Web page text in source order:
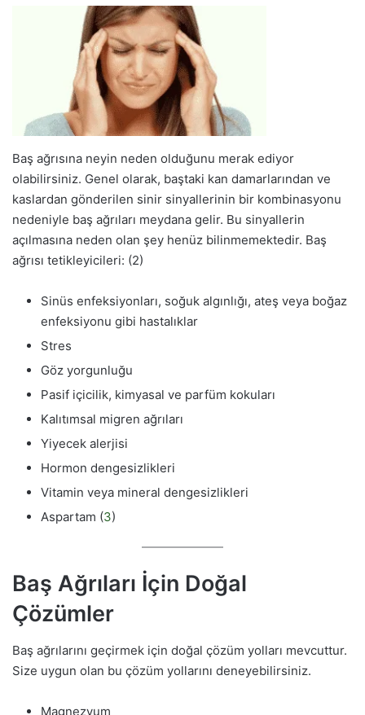
Baş ağrısına neyin neden olduğunu merak ediyor
olabilirsiniz. Genel olarak, baştaki kan damarlarından ve
kaslardan gönderilen sinir sinyallerinin bir kombinasyonu
nedeniyle baş ağrıları meydana gelir. Bu sinyallerin
açılmasına neden olan şey henüz bilinmemektedir. Baş
ağrısı tetikleyicileri: (2)
Sinüs enfeksiyonları, soğuk algınlığı, ateş veya boğaz
enfeksiyonu gibi hastalıklar
Stres
Göz yorgunluğu
Pasif içicilik, kimyasal ve parfüm kokuları
Kalıtımsal migren ağrıları
Yiyecek alerjisi
Hormon dengesizlikleri
Vitamin veya mineral dengesizlikleri
Aspartam (3)
Baş Ağrıları İçin Doğal
Çözümler
Baş ağrılarını geçirmek için doğal çözüm yolları mevcuttur.
Size uygun olan bu çözüm yollarını deneyebilirsiniz.
Magnezyum